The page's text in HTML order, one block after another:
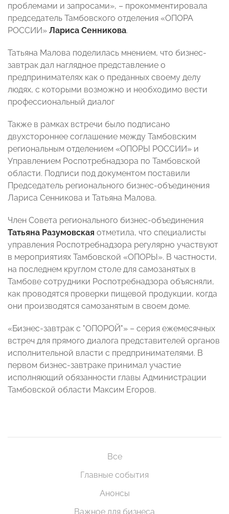
проблемами и запросами», – прокомментировала
председатель Тамбовского отделения «ОПОРА
РОССИИ» Лариса Сенникова.
Татьяна Малова поделилась мнением, что бизнес-
завтрак дал наглядное представление о
предпринимателях как о преданных своему делу
людях, с которыми возможно и необходимо вести
профессиональный диалог
Также в рамках встречи было подписано
двухстороннее соглашение между Тамбовским
региональным отделением «ОПОРЫ РОССИИ» и
Управлением Роспотребнадзора по Тамбовской
области. Подписи под документом поставили
Председатель регионального бизнес-объединения
Лариса Сенникова и Татьяна Малова.
Член Совета регионального бизнес-объединения
Татьяна Разумовская отметила, что специалисты
управления Роспотребнадзора регулярно участвуют
в мероприятиях Тамбовской «ОПОРЫ». В частности,
на последнем круглом столе для самозанятых в
Тамбове сотрудники Роспотребнадзора объясняли,
как проводятся проверки пищевой продукции, когда
они производятся самозанятым в своем доме.
«Бизнес-завтрак с "ОПОРОЙ"» – серия ежемесячных
встреч для прямого диалога представителей органов
исполнительной власти с предпринимателями. В
первом бизнес-завтраке принимал участие
исполняющий обязанности главы Администрации
Тамбовской области Максим Егоров.
Все
Главные события
Анонсы
Важное для бизнеса